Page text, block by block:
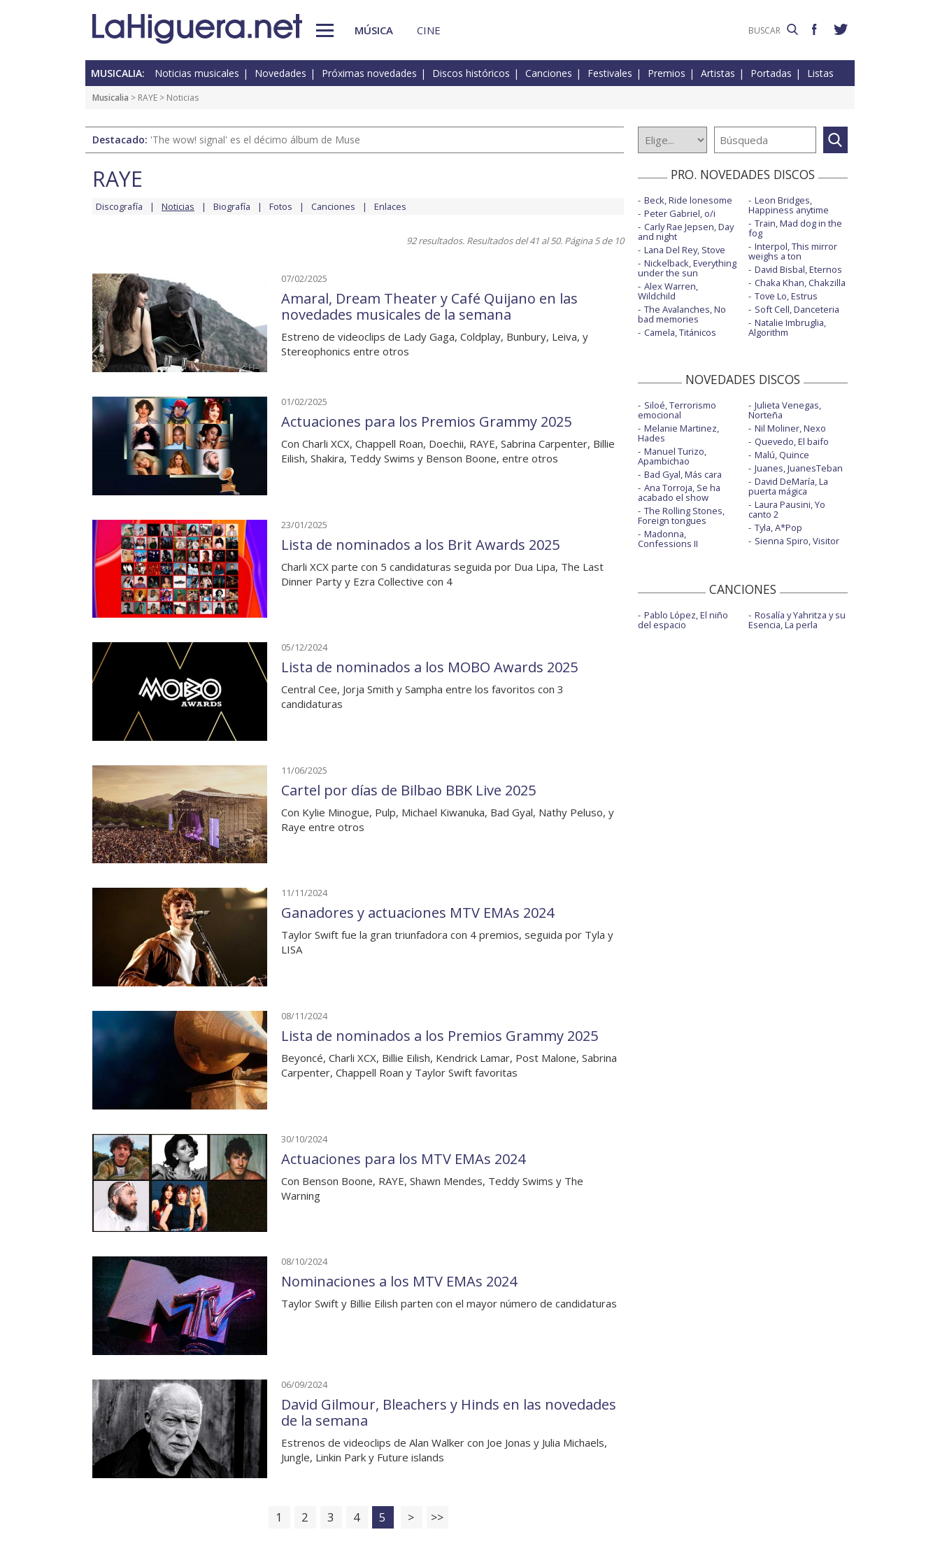
MÚSICA CINE
MUSICALIA: Noticias musicales Novedades Próximas novedades Discos históricos Canciones Festivales Premios Artistas Portadas Listas
Musicalia > RAYE > Noticias
Destacado: 'The wow! signal' es el décimo álbum de Muse
RAYE
Discografía Noticias Biografía Fotos Canciones Enlaces
92 resultados. Resultados del 41 al 50. Página 5 de 10
07/02/2025
Amaral, Dream Theater y Café Quijano en las
novedades musicales de la semana
Estreno de videoclips de Lady Gaga, Coldplay, Bunbury, Leiva, y
Stereophonics entre otros
01/02/2025
Actuaciones para los Premios Grammy 2025
Con Charli XCX, Chappell Roan, Doechii, RAYE, Sabrina Carpenter, Billie
Eilish, Shakira, Teddy Swims y Benson Boone, entre otros
23/01/2025
Lista de nominados a los Brit Awards 2025
Charli XCX parte con 5 candidaturas seguida por Dua Lipa, The Last
Dinner Party y Ezra Collective con 4
05/12/2024
Lista de nominados a los MOBO Awards 2025
Central Cee, Jorja Smith y Sampha entre los favoritos con 3
candidaturas
11/06/2025
Cartel por días de Bilbao BBK Live 2025
Con Kylie Minogue, Pulp, Michael Kiwanuka, Bad Gyal, Nathy Peluso, y
Raye entre otros
11/11/2024
Ganadores y actuaciones MTV EMAs 2024
Taylor Swift fue la gran triunfadora con 4 premios, seguida por Tyla y
LISA
08/11/2024
Lista de nominados a los Premios Grammy 2025
Beyoncé, Charli XCX, Billie Eilish, Kendrick Lamar, Post Malone, Sabrina
Carpenter, Chappell Roan y Taylor Swift favoritas
30/10/2024
Actuaciones para los MTV EMAs 2024
Con Benson Boone, RAYE, Shawn Mendes, Teddy Swims y The
Warning
08/10/2024
Nominaciones a los MTV EMAs 2024
Taylor Swift y Billie Eilish parten con el mayor número de candidaturas
06/09/2024
David Gilmour, Bleachers y Hinds en las novedades
de la semana
Estrenos de videoclips de Alan Walker con Joe Jonas y Julia Michaels,
Jungle, Linkin Park y Future islands
1 2 3 4 5 > >>
PRO. NOVEDADES DISCOS
Beck, Ride lonesome
Peter Gabriel, o/i
Carly Rae Jepsen, Day
and night
Lana Del Rey, Stove
Nickelback, Everything
under the sun
Alex Warren,
Wildchild
The Avalanches, No
bad memories
Camela, Titánicos
Leon Bridges,
Happiness anytime
Train, Mad dog in the
fog
Interpol, This mirror
weighs a ton
David Bisbal, Eternos
Chaka Khan, Chakzilla
Tove Lo, Estrus
Soft Cell, Danceteria
Natalie Imbruglia,
Algorithm
NOVEDADES DISCOS
Siloé, Terrorismo
emocional
Melanie Martinez,
Hades
Manuel Turizo,
Apambichao
Bad Gyal, Más cara
Ana Torroja, Se ha
acabado el show
The Rolling Stones,
Foreign tongues
Madonna,
Confessions II
Julieta Venegas,
Norteña
Nil Moliner, Nexo
Quevedo, El baifo
Malú, Quince
Juanes, JuanesTeban
David DeMaría, La
puerta mágica
Laura Pausini, Yo
canto 2
Tyla, A*Pop
Sienna Spiro, Visitor
CANCIONES
Pablo López, El niño
del espacio
Rosalía y Yahritza y su
Esencia, La perla